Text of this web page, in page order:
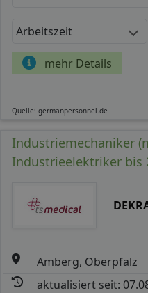
Arbeitszeit
mehr Details
Quelle: germanpersonnel.de
Industriemechaniker
Industrieelektriker bis
Amberg, Oberpfalz
aktualisiert seit: